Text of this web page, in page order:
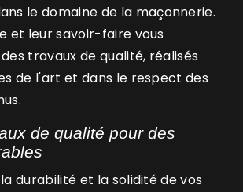
le domaine de la maçonnerie.
et leur savoir-faire vous
travaux de qualité, réalisés
de l'art et dans le respect des
de qualité pour des
durabilité et la solidité de vos